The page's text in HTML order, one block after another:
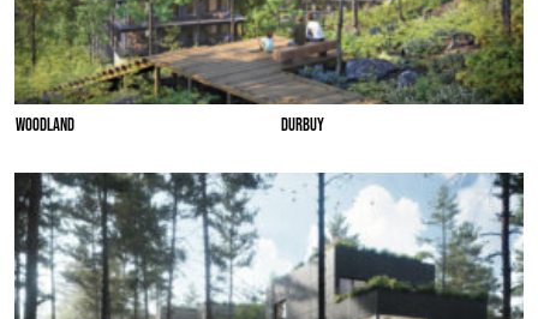
WOODLAND DURBUY